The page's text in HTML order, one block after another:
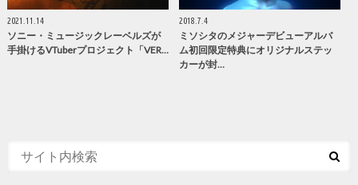
2021.11.14
ソニー・ミュージックレーベルズが
手掛けるVTuberプロジェクト「VER…
2018.7.4
ミソシタのメジャーデビューアルバ
ム初回限定特典にオリジナルステッ
カーが封…